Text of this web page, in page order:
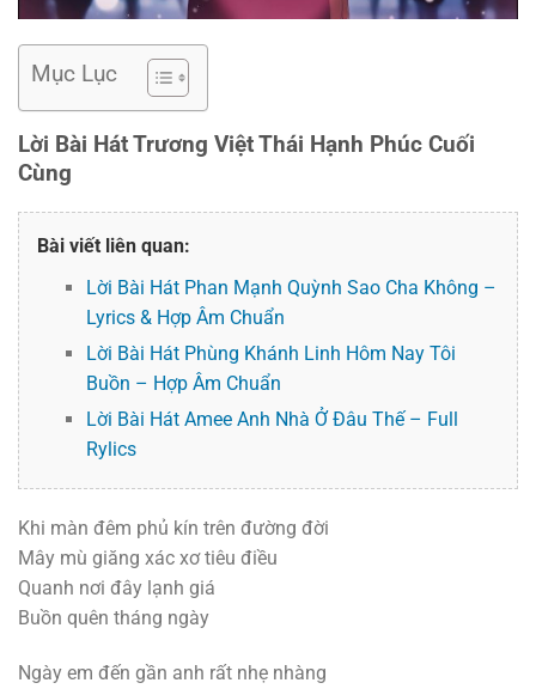
Mục Lục
Lời Bài Hát Trương Việt Thái Hạnh Phúc Cuối
Cùng
Bài viết liên quan:
Lời Bài Hát Phan Mạnh Quỳnh Sao Cha Không –
Lyrics & Hợp Âm Chuẩn
Lời Bài Hát Phùng Khánh Linh Hôm Nay Tôi
Buồn – Hợp Âm Chuẩn
Lời Bài Hát Amee Anh Nhà Ở Đâu Thế – Full
Rylics
Khi màn đêm phủ kín trên đường đời
Mây mù giăng xác xơ tiêu điều
Quanh nơi đây lạnh giá
Buồn quên tháng ngày
Ngày em đến gần anh rất nhẹ nhàng